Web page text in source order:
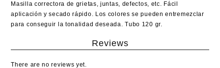
Masilla correctora de grietas, juntas, defectos, etc. Fácil
aplicación y secado rápido. Los colores se pueden entremezclar
para conseguir la tonalidad deseada. Tubo 120 gr.
Reviews
There are no reviews yet.